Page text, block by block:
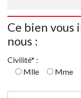
Ce bien vous
nous :
Civilité* :
Mlle
Mme